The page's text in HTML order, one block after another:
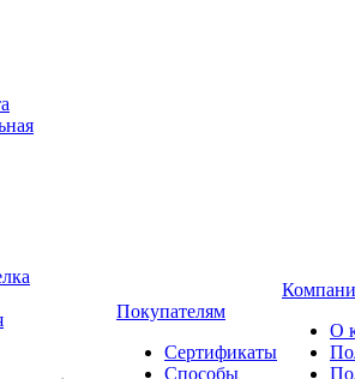
Покупателям
Сертификаты
Способы
О